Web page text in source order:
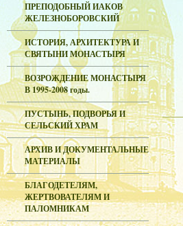
ПРЕПОДОБНЫЙ ИАКОВ
ЖЕЛЕЗНОБОРОВСКИЙ
ИСТОРИЯ, АРХИТЕКТУРА И
СВЯТЫНИ МОНАСТЫРЯ
ВОЗРОЖДЕНИЕ МОНАСТЫРЯ
В 1995-2008 годы.
ПУСТЫНЬ, ПОДВОРЬЯ И
СЕЛЬСКИЙ ХРАМ
АРХИВ И ДОКУМЕНТАЛЬНЫЕ
МАТЕРИАЛЫ
БЛАГОДЕТЕЛЯМ,
ЖЕРТВОВАТЕЛЯМ И
ПАЛОМНИКАМ